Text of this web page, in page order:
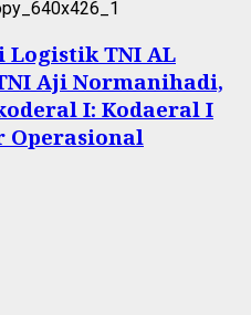
TNI AL
Aji Normanihadi,
I: Kodaeral I